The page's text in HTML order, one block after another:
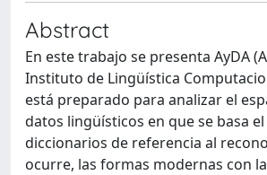
Abstract
En este trabajo se presenta AyDA
Instituto de Lingüística
está preparado para analizar el
datos lingüísticos en que se basa
diccionarios de referencia al
ocurre, las formas modernas con